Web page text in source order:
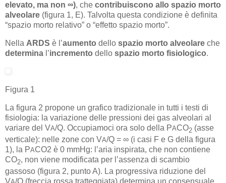
elevato, ma non ∞), che contribuiscono allo spazio morto
alveolare (figura 1, E). Talvolta questa condizione è definita
“spazio morto relativo” o “effetto spazio morto”.
Nella ARDS è l’aumento dello spazio morto alveolare che
determina l’incremento dello spazio morto fisiologico.
Figura 1
La figura 2 propone un grafico tradizionale in tutti i testi di
fisiologia: la variazione delle pressioni dei gas alveolari al
variare del VA/Q. Occupiamoci ora solo della PACO2 (asse
verticale): nelle zone con VA/Q = ∞ (i casi F e G della figura
1), la PACO2 è 0 mmHg: l’aria inspirata, che non contiene
CO2, non viene modificata per l’assenza di scambio
gassoso (figura 2, punto A). La progressiva riduzione del
V /Q (freccia rossa tratteggiata) determina un consensuale